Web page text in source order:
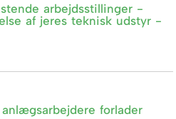
arbejdsstillinger -
af jeres teknisk udstyr -
forlader